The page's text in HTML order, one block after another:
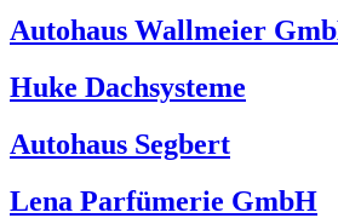
Autohaus Wallmeier
Huke Dachsysteme
Autohaus Segbert
Lena Parfümerie GmbH